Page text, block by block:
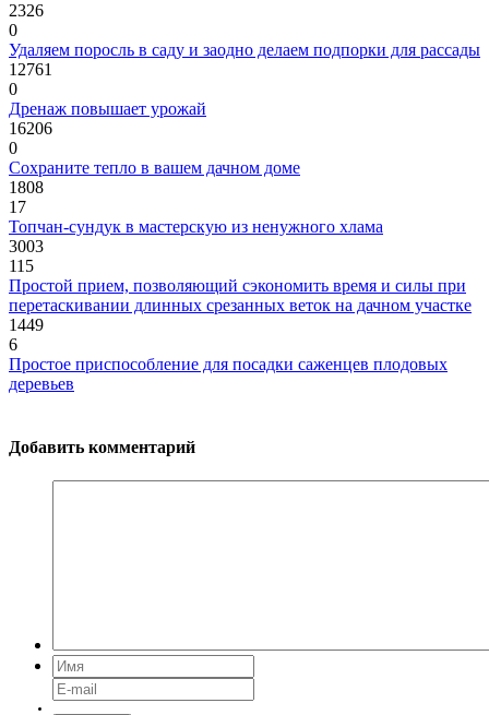
2326
0
Удаляем поросль в саду и заодно делаем подпорки для рассады
12761
0
Дренаж повышает урожай
16206
0
Сохраните тепло в вашем дачном доме
1808
17
Топчан-сундук в мастерскую из ненужного хлама
3003
115
Простой прием, позволяющий сэкономить время и силы при
перетаскивании длинных срезанных веток на дачном участке
1449
6
Простое приспособление для посадки саженцев плодовых
деревьев
Добавить комментарий